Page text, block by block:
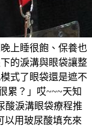
上睡很飽、保養也
的淚溝與眼袋讓整
式了眼袋還是遮不
累？」哎~~~天知
酸淚溝眼袋療程推
以用玻尿酸填充來